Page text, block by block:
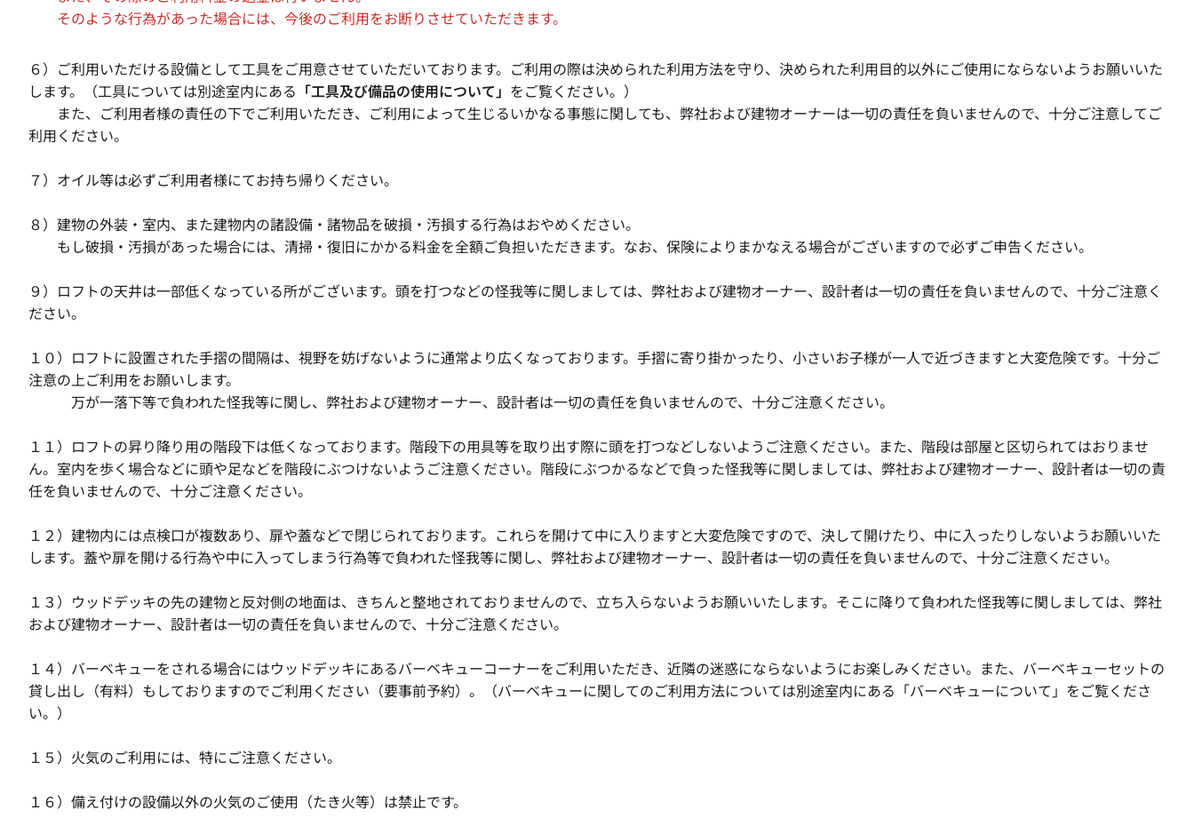
そのような行為があった場合には、今後のご利用をお断りさせていただきます。
６）ご利用いただける設備として工具をご用意させていただいております。ご利用の際は決められた利用方法を守り、決められた利用目的以外にご使用にならないようお願いいた
します。（工具については別途室内にある 「工具及び備品の使用について」 をご覧ください。）
また、ご利用者様の責任の下でご利用いただき、ご利用によって生じるいかなる事態に関しても、弊社および建物オーナーは一切の責任を負いませんので、十分ご注意してご
利用ください。
７）オイル等は必ずご利用者様にてお持ち帰りください。
８）建物の外装・室内、また建物内の諸設備・諸物品を破損・汚損する行為はおやめください。
もし破損・汚損があった場合には、清掃・復旧にかかる料金を全額ご負担いただきます。なお、保険によりまかなえる場合がございますので必ずご申告ください。
９）ロフトの天井は一部低くなっている所がございます。頭を打つなどの怪我等に関しましては、弊社および建物オーナー、設計者は一切の責任を負いませんので、十分ご注意く
ださい。
１０）ロフトに設置された手摺の間隔は、視野を妨げないように通常より広くなっております。手摺に寄り掛かったり、小さいお子様が一人で近づきますと大変危険です。十分ご
注意の上ご利用をお願いします。
万が一落下等で負われた怪我等に関し、弊社および建物オーナー、設計者は一切の責任を負いませんので、十分ご注意ください。
１１）ロフトの昇り降り用の階段下は低くなっております。階段下の用具等を取り出す際に頭を打つなどしないようご注意ください。また、階段は部屋と区切られてはおりませ
ん。室内を歩く場合などに頭や足などを階段にぶつけないようご注意ください。階段にぶつかるなどで負った怪我等に関しましては、弊社および建物オーナー、設計者は一切の責
任を負いませんので、十分ご注意ください。
１２）建物内には点検口が複数あり、扉や蓋などで閉じられております。これらを開けて中に入りますと大変危険ですので、決して開けたり、中に入ったりしないようお願いいた
します。蓋や扉を開ける行為や中に入ってしまう行為等で負われた怪我等に関し、弊社および建物オーナー、設計者は一切の責任を負いませんので、十分ご注意ください。
１３）ウッドデッキの先の建物と反対側の地面は、きちんと整地されておりませんので、立ち入らないようお願いいたします。そこに降りて負われた怪我等に関しましては、弊社
および建物オーナー、設計者は一切の責任を負いませんので、十分ご注意ください。
１４）バーベキューをされる場合にはウッドデッキにあるバーベキューコーナーをご利用いただき、近隣の迷惑にならないようにお楽しみください。また、バーベキューセットの
貸し出し（有料）もしておりますのでご利用ください（要事前予約）。（バーベキューに関してのご利用方法については別途室内にある「バーベキューについて」をご覧くださ
い。）
１５）火気のご利用には、特にご注意ください。
１６）備え付けの設備以外の火気のご使用（たき火等）は禁止です。